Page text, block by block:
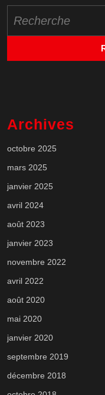
for:
Archives
octobre 2025
mars 2025
janvier 2025
avril 2024
août 2023
janvier 2023
novembre 2022
avril 2022
août 2020
mai 2020
janvier 2020
septembre 2019
décembre 2018